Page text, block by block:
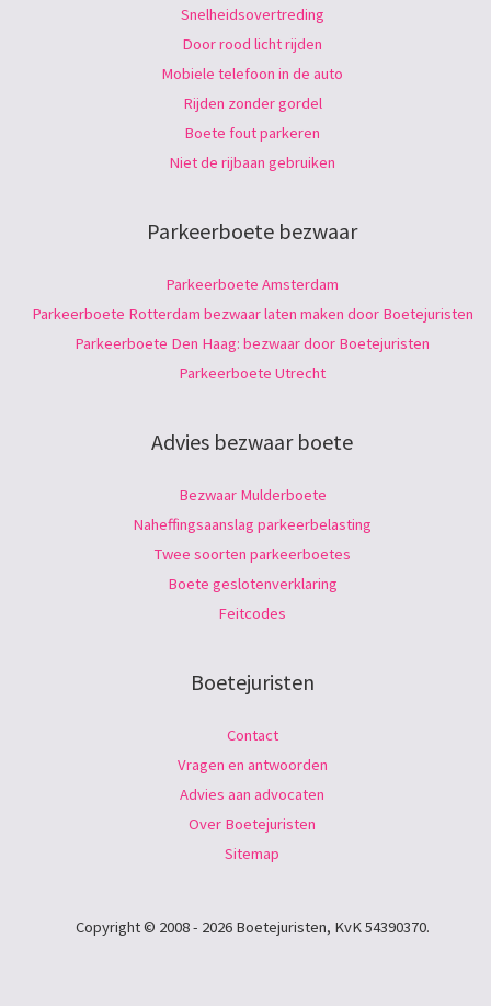
Snelheidsovertreding
Door rood licht rijden
Mobiele telefoon in de auto
Rijden zonder gordel
Boete fout parkeren
Niet de rijbaan gebruiken
Parkeerboete bezwaar
Parkeerboete Amsterdam
Parkeerboete Rotterdam bezwaar laten maken door Boetejuristen
Parkeerboete Den Haag: bezwaar door Boetejuristen
Parkeerboete Utrecht
Advies bezwaar boete
Bezwaar Mulderboete
Naheffingsaanslag parkeerbelasting
Twee soorten parkeerboetes
Boete geslotenverklaring
Feitcodes
Boetejuristen
Contact
Vragen en antwoorden
Advies aan advocaten
Over Boetejuristen
Sitemap
Copyright © 2008 - 2026 Boetejuristen, KvK 54390370.